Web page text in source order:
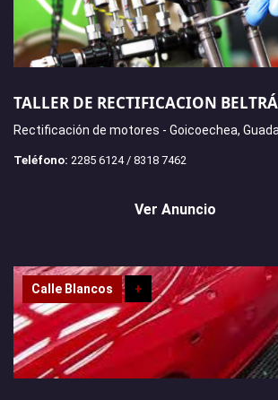
TALLER DE RECTIFICACION
Rectificación de motores - Goicoechea,
Teléfono: 2285 6124 / 8318 7462
Ver Anuncio
Calle Blancos +